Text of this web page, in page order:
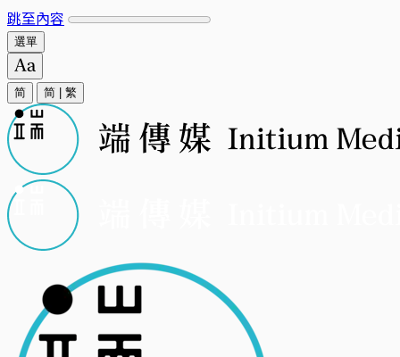
跳至內容
選單
简 简 繁